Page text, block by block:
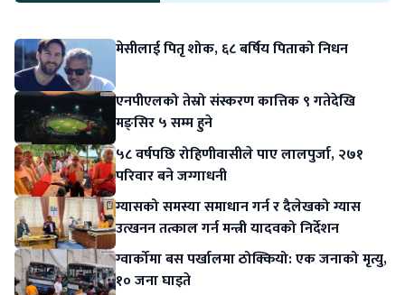
मेसीलाई पितृ शोक, ६८ बर्षिय पिताको निधन
एनपीएलको तेस्रो संस्करण कात्तिक ९ गतेदेखि
मङ्सिर ५ सम्म हुने
५८ वर्षपछि रोहिणीवासीले पाए लालपुर्जा, २७१
परिवार बने जग्गाधनी
ग्यासको समस्या समाधान गर्न र दैलेखको ग्यास
उत्खनन तत्काल गर्न मन्त्री यादवको निर्देशन
ग्वार्कोमा बस पर्खालमा ठोक्कियो: एक जनाको मृत्यु,
१० जना घाइते